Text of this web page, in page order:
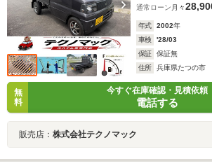
通常ローン 月々
年式 2002年
車検
'28/03
保証
保証無
住所
兵庫県たつの市
無
料
今すぐ在庫確認・見積依頼
電話する
販売店： 株式会社テクノマック